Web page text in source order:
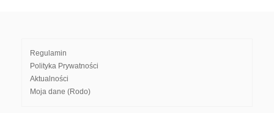
Regulamin
Polityka Prywatności
Aktualności
Moja dane (Rodo)